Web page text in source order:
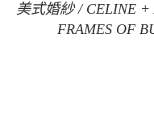
美式婚紗 / CELINE +
FRAMES OF